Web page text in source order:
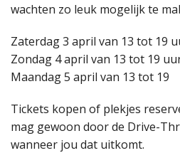
wachten zo leuk mogelijk te
Zaterdag 3 april van 13 tot 19
Zondag 4 april van 13 tot 19
Maandag 5 april van 13 tot 19
Tickets kopen of plekjes
mag gewoon door de Drive-
wanneer jou dat uitkomt.